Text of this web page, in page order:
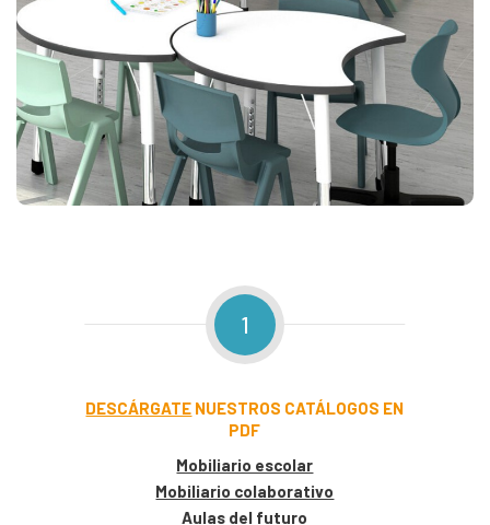
1
DESCÁRGATE NUESTROS CATÁLOGOS EN
PDF
Mobiliario escolar
Mobiliario colaborativo
Aulas del futuro